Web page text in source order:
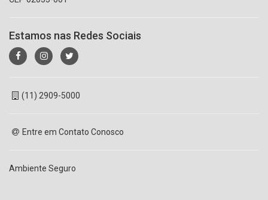
Estamos nas Redes Sociais
(11) 2909-5000
Entre em Contato Conosco
Ambiente Seguro